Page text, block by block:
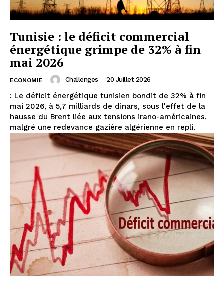
Tunisie : le déficit commercial
énergétique grimpe de 32% à fin
mai 2026
ECONOMIE Challenges - 20 Juillet 2026
: Le déficit énergétique tunisien bondit de 32% à fin
mai 2026, à 5,7 milliards de dinars, sous l'effet de la
hausse du Brent liée aux tensions irano-américaines,
malgré une redevance gazière algérienne en repli.